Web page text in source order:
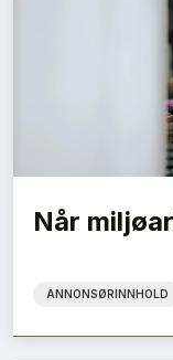
Når
ANNONSØRINNHOLD